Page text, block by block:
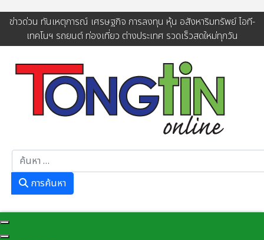
ข่าวด่วน ทันเหตุการณ์ เศรษฐกิจ การลงทุน หุ้น อสังหาริมทรัพย์ ไอที-
เทคโนฯ รถยนต์ ท่องเที่ยว ต่างประเทศ รวดเร็วสดใหม่ทุกวัน
การค้นหา